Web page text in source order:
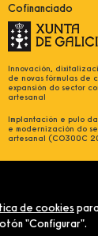
Cofinanciado
Innovación,
de novas fórmulas de
expansión do sector
artesanal
Implantación e pulo
e modernización do
artesanal (CO300C
de cookies
"Configurar".